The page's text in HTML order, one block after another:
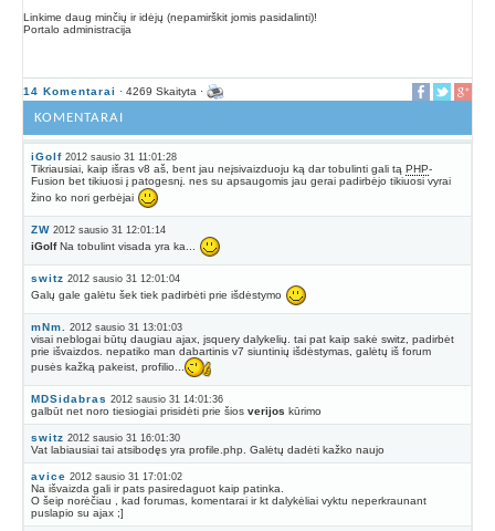
Linkime daug minčių ir idėjų (nepamirškit jomis pasidalinti)!
Portalo administracija
14 Komentarai · 4269 Skaityta ·
KOMENTARAI
iGolf 2012 sausio 31 11:01:28
Tikriausiai, kaip išras v8 aš, bent jau neįsivaizduoju ką dar tobulinti gali tą PHP-
Fusion bet tikiuosi į patogesnį. nes su apsaugomis jau gerai padirbėjo tikiuosi vyrai
žino ko nori gerbėjai
ZW 2012 sausio 31 12:01:14
iGolfNa tobulint visada yra ka...
switz 2012 sausio 31 12:01:04
Galų gale galėtu šek tiek padirbėti prie išdėstymo
mNm. 2012 sausio 31 13:01:03
visai neblogai būtų daugiau ajax, jsquery dalykelių. tai pat kaip sakė switz, padirbėt
prie išvaizdos. nepatiko man dabartinis v7 siuntinių išdėstymas, galėtų iš forum
pusės kažką pakeist, profilio...
MDSidabras 2012 sausio 31 14:01:36
galbūt net noro tiesiogiai prisidėti prie šios verijos kūrimo
switz 2012 sausio 31 16:01:30
Vat labiausiai tai atsibodęs yra profile.php. Galėtų dadėti kažko naujo
avice 2012 sausio 31 17:01:02
Na išvaizda gali ir pats pasiredaguot kaip patinka.
O šeip norėčiau , kad forumas, komentarai ir kt dalykėliai vyktu neperkraunant
puslapio su ajax ;]